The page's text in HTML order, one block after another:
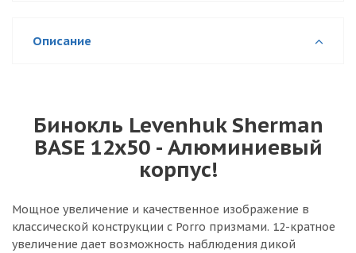
Описание
Бинокль Levenhuk Sherman
BASE 12x50 - Алюминиевый
корпус!
Мощное увеличение и качественное изображение в
классической конструкции с Porro призмами. 12-кратное
увеличение дает возможность наблюдения дикой